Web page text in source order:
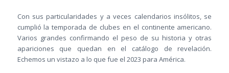
Con sus particularidades y a veces calendarios insólitos, se
cumplió la temporada de clubes en el continente americano.
Varios grandes confirmando el peso de su historia y otras
apariciones que quedan en el catálogo de revelación.
Echemos un vistazo a lo que fue el 2023 para América.